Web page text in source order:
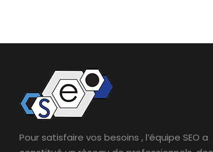
Pour satisfaire vos besoins , l’équipe SEO a